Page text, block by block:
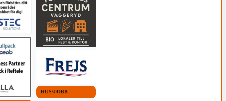
HUS/JOBB